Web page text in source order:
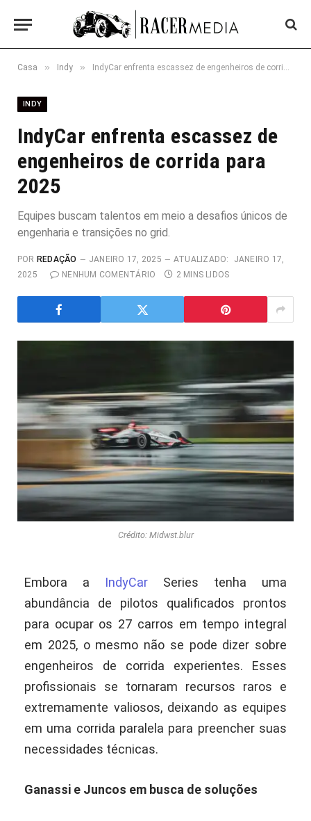
Casa » Indy » IndyCar enfrenta escassez de engenheiros de corrida para 2025
INDY
IndyCar enfrenta escassez de
engenheiros de corrida para
2025
Equipes buscam talentos em meio a desafios únicos de
engenharia e transições no grid.
POR REDAÇÃO JANEIRO 17, 2025 ATUALIZADO:
JANEIRO 17,
2025
NENHUM COMENTÁRIO 2 MINS LIDOS
Crédito: Midwst.blur
Embora a IndyCar Series tenha uma
abundância de pilotos qualificados prontos
para ocupar os 27 carros em tempo integral
em 2025, o mesmo não se pode dizer sobre
engenheiros de corrida experientes. Esses
profissionais se tornaram recursos raros e
extremamente valiosos, deixando as equipes
em uma corrida paralela para preencher suas
necessidades técnicas.
Ganassi e Juncos em busca de soluções